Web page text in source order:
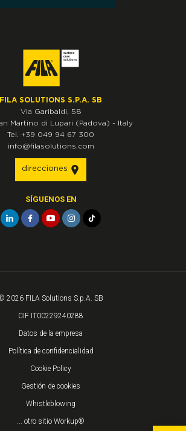
FILA SOLUTIONS S.P.A. SB
Via Garibaldi, 58
Martino di Lupari (Padova) - Italy
Tel. +39 049 94 67 300
info@filasolutions.com
direcciones
SÍGUENOS EN
2026 FILA Solutions S.p.A. SB
CIF IT00229240288
Datos de la empresa
Política de confidencialidad
Cookie Policy
Gestión de cookies
Whistleblowing
... otro sitio Workup®